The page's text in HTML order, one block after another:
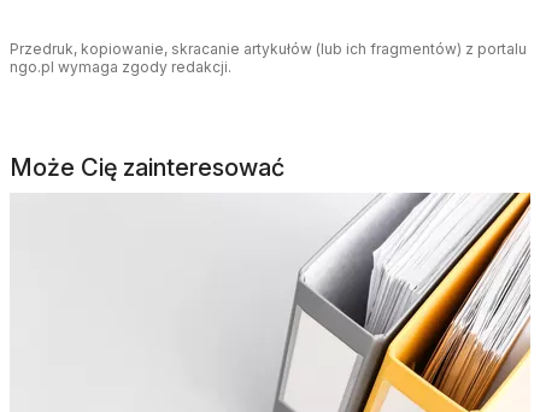
Przedruk, kopiowanie, skracanie artykułów (lub ich fragmentów) z portalu
ngo.pl wymaga zgody redakcji.
Może Cię zainteresować